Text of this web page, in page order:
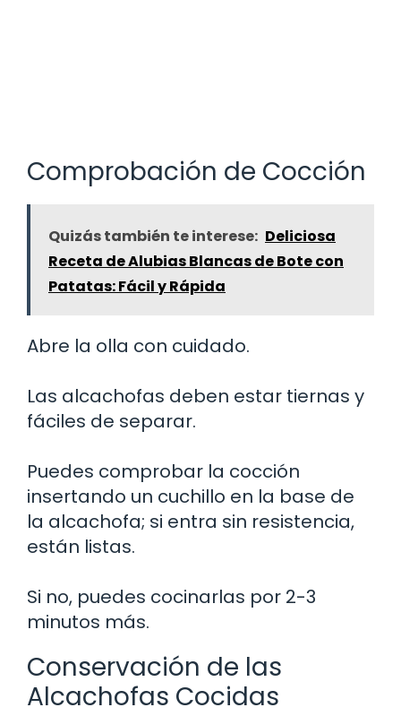
Comprobación de Cocción
Quizás también te interese: Deliciosa
Receta de Alubias Blancas de Bote con
Patatas: Fácil y Rápida
Abre la olla con cuidado.
Las alcachofas deben estar tiernas y
fáciles de separar.
Puedes comprobar la cocción
insertando un cuchillo en la base de
la alcachofa; si entra sin resistencia,
están listas.
Si no, puedes cocinarlas por 2-3
minutos más.
Conservación de las
Alcachofas Cocidas